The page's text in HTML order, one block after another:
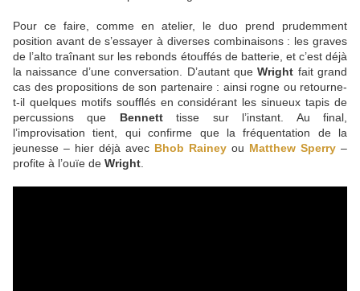
Pour ce faire, comme en atelier, le duo prend prudemment
position avant de s’essayer à diverses combinaisons : les graves
de l’alto traînant sur les rebonds étouffés de batterie, et c’est déjà
la naissance d’une conversation. D’autant queWright fait grand
cas des propositions de son partenaire : ainsi rogne ou retourne-
t-il quelques motifs soufflés en considérant les sinueux tapis de
percussions que Bennetttisse sur l’instant. Au final,
l’improvisation tient, qui confirme que la fréquentation de la
jeunesse – hier déjà avec Bhob Rainey ou Matthew Sperry –
profite à l’ouïe de Wright